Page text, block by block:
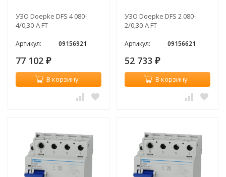
УЗО Doepke DFS 4 080-
4/0,30-A FT
Артикул: 09156921
77 102 ₽
В корзину
УЗО Doepke DFS 2 080-
2/0,30-A FT
Артикул: 09156621
52 733 ₽
В корзину